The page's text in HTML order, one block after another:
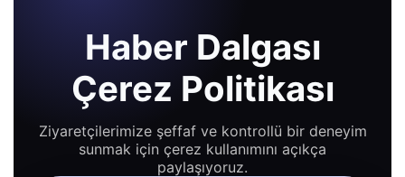
Haber Dalgası
Çerez Politikası
Ziyaretçilerimize şeffaf ve kontrollü bir deneyim
sunmak için çerez kullanımını açıkça
paylaşıyoruz.